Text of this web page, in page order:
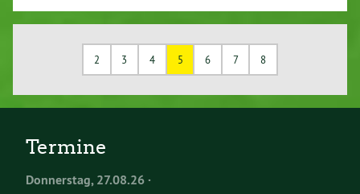
2 3 4 5 6 7 8
Termine
Donnerstag, 27.08.26 ·